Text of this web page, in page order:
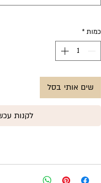
כמות *
שים אותי בסל
לקנות